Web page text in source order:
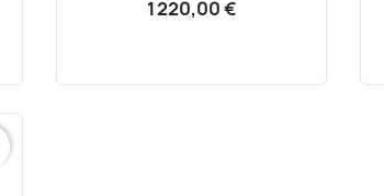
1 220,00 €